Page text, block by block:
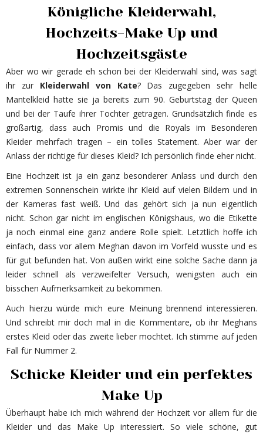
Königliche Kleiderwahl,
Hochzeits-Make Up und
Hochzeitsgäste
Aber wo wir gerade eh schon bei der Kleiderwahl sind, was sagt
ihr zur Kleiderwahl von Kate? Das zugegeben sehr helle
Mantelkleid hatte sie ja bereits zum 90. Geburtstag der Queen
und bei der Taufe ihrer Tochter getragen. Grundsätzlich finde es
großartig, dass auch Promis und die Royals im Besonderen
Kleider mehrfach tragen – ein tolles Statement. Aber war der
Anlass der richtige für dieses Kleid? Ich persönlich finde eher nicht.
Eine Hochzeit ist ja ein ganz besonderer Anlass und durch den
extremen Sonnenschein wirkte ihr Kleid auf vielen Bildern und in
der Kameras fast weiß. Und das gehört sich ja nun eigentlich
nicht. Schon gar nicht im englischen Königshaus, wo die Etikette
ja noch einmal eine ganz andere Rolle spielt. Letztlich hoffe ich
einfach, dass vor allem Meghan davon im Vorfeld wusste und es
für gut befunden hat. Von außen wirkt eine solche Sache dann ja
leider schnell als verzweifelter Versuch, wenigsten auch ein
bisschen Aufmerksamkeit zu bekommen.
Auch hierzu würde mich eure Meinung brennend interessieren.
Und schreibt mir doch mal in die Kommentare, ob ihr Meghans
erstes Kleid oder das zweite lieber mochtet. Ich stimme auf jeden
Fall für Nummer 2.
Schicke Kleider und ein perfektes
Make Up
Überhaupt habe ich mich während der Hochzeit vor allem für die
Kleider und das Make Up interessiert. So viele schöne, gut